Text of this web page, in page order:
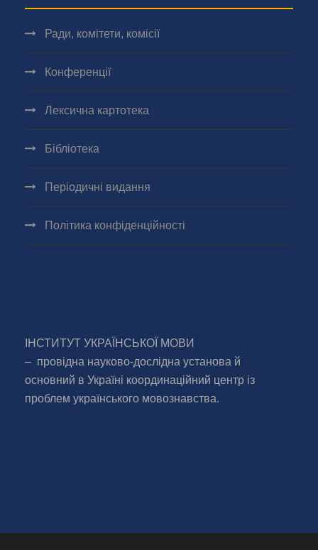
Ради, комітети, комісії
Конференції
Лексична картотека
Бібліотека
Періодичні видання
Політика конфіденційності
ІНСТИТУТ УКРАЇНСЬКОЇ МОВИ
– провідна науково-дослідна установа й
основний в Україні координаційний центр із
проблем українського мовознавства.